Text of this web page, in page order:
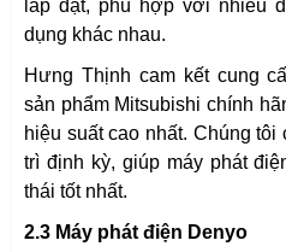
lắp đặt, phù hợp với nhiều
dụng khác nhau.
Hưng Thịnh cam kết cung
sản phẩm Mitsubishi chính
hiệu suất cao nhất. Chúng
trì định kỳ, giúp máy phát
thái tốt nhất.
2.3 Máy phát điện Denyo